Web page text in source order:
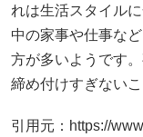
れは生活スタイル
中の家事や仕事な
方が多いようです
締め付けすぎない
引用元：https://